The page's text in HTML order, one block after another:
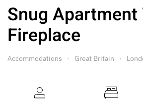
Snug Apartment
Fireplace
Accommodations Great Britain